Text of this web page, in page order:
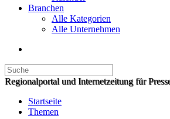
Branchen
Alle Kategorien
Alle Unternehmen
Regionalportal und Internetzeitung für
Startseite
Themen